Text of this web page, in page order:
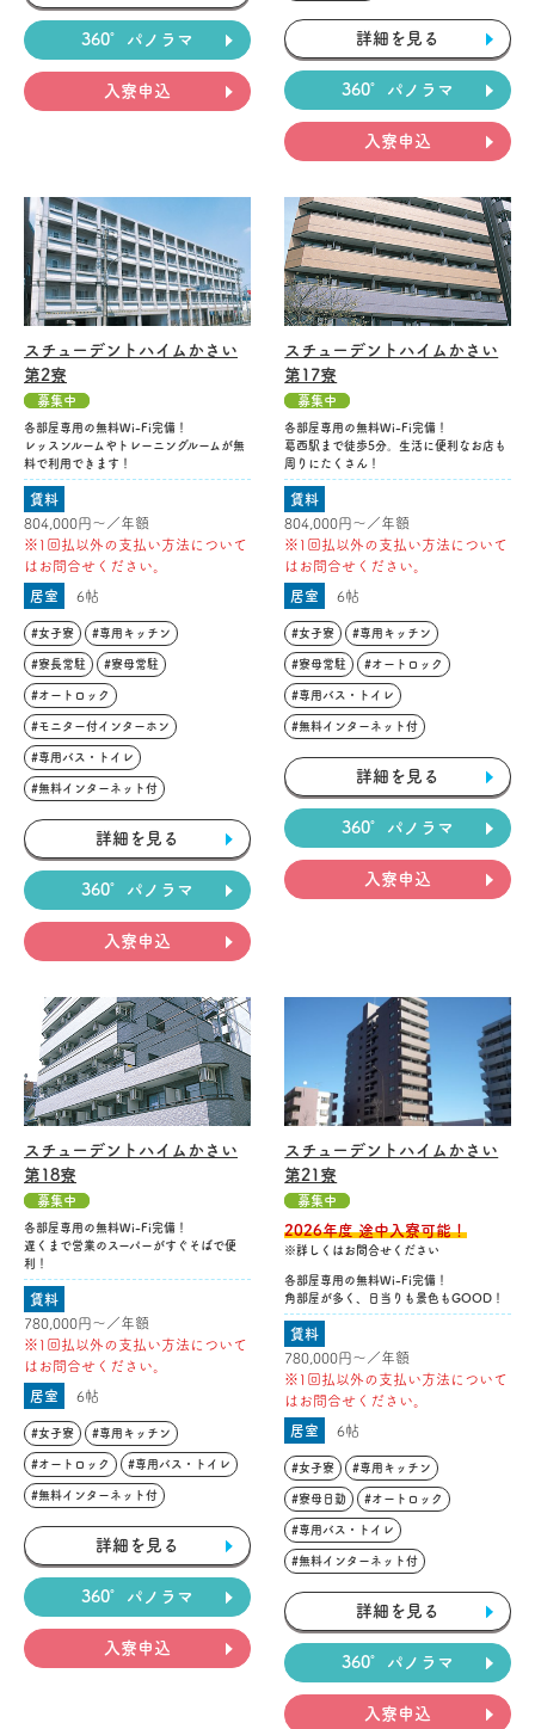
360°パノラマ
入寮申込
詳細を見る
360°パノラマ
入寮申込
スチューデントハイムかさい
第2寮
募集中
各部屋専用の無料Wi-Fi完備！
レッスンルームやトレーニングルームが無
料で利用できます！
賃料
804,000円〜／年額
※1回払以外の支払い方法について
はお問合せください。
居室 6帖
#女子寮 #専用キッチン
#寮長常駐 #寮母常駐
#オートロック
#モニター付インターホン
#専用バス・トイレ
#無料インターネット付
詳細を見る
360°パノラマ
入寮申込
スチューデントハイムかさい
第17寮
募集中
各部屋専用の無料Wi-Fi完備！
葛西駅まで徒歩5分。生活に便利なお店も
周りにたくさん！
賃料
804,000円〜／年額
※1回払以外の支払い方法について
はお問合せください。
居室 6帖
#女子寮 #専用キッチン
#寮母常駐 #オートロック
#専用バス・トイレ
#無料インターネット付
詳細を見る
360°パノラマ
入寮申込
スチューデントハイムかさい
第18寮
募集中
各部屋専用の無料Wi-Fi完備！
遅くまで営業のスーパーがすぐそばで便
利！
賃料
780,000円〜／年額
※1回払以外の支払い方法について
はお問合せください。
居室 6帖
#女子寮 #専用キッチン
#オートロック #専用バス・トイレ
#無料インターネット付
詳細を見る
360°パノラマ
入寮申込
スチューデントハイムかさい
第21寮
募集中
2026年度 途中入寮可能！
※詳しくはお問合せください
各部屋専用の無料Wi-Fi完備！
角部屋が多く、日当りも景色もGOOD！
賃料
780,000円〜／年額
※1回払以外の支払い方法について
はお問合せください。
居室 6帖
#女子寮 #専用キッチン
#寮母日勤 #オートロック
#専用バス・トイレ
#無料インターネット付
詳細を見る
360°パノラマ
入寮申込